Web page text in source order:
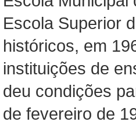
Escola Superior
históricos, em
instituições de
deu condições
de fevereiro de